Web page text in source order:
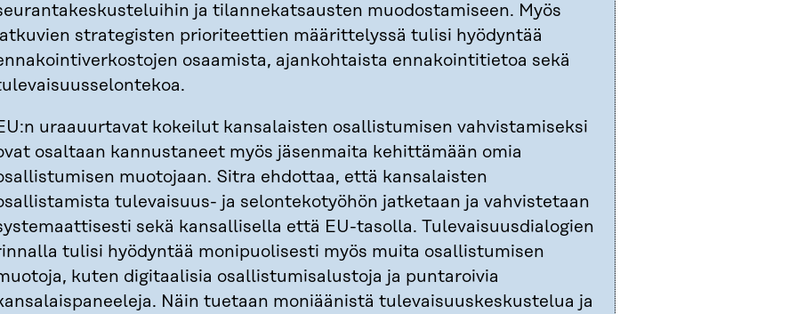
ja tilannekatsausten muodostamiseen. Myös
strategisten prioriteettien määrittelyssä tulisi hyödyntää
osaamista, ajankohtaista ennakointitietoa sekä
uraauurtavat kokeilut kansalaisten osallistumisen vahvistamiseksi
osaltaan kannustaneet myös jäsenmaita kehittämään omia
muotojaan. Sitra ehdottaa, että kansalaisten
tulevaisuus- ja selontekotyöhön jatketaan ja vahvistetaan
sekä kansallisella että EU-tasolla. Tulevaisuusdialogien
tulisi hyödyntää monipuolisesti myös muita osallistumisen
kuten digitaalisia osallistumisalustoja ja puntaroivia
Näin tuetaan moniäänistä tulevaisuuskeskustelua ja